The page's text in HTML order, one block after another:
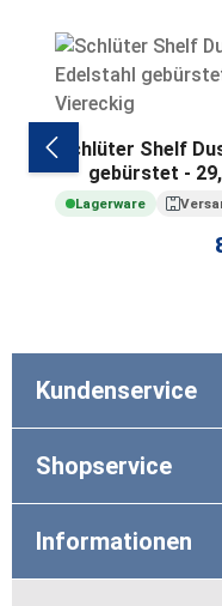
Schlüter Shelf
gebürstet -
Lagerware
Kundenservice
Shopservice
Informationen